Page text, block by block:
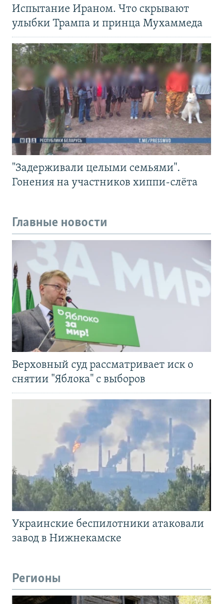
Испытание Ираном. Что скрывают
улыбки Трампа и принца Мухаммеда
"Задерживали целыми семьями".
Гонения на участников хиппи-слёта
Главные новости
Верховный суд рассматривает иск о
снятии "Яблока" с выборов
Украинские беспилотники атаковали
завод в Нижнекамске
Регионы